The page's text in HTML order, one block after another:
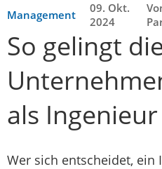
Management
09. Okt.
2024
So gelingt
als Ingenieur
Wer sich entscheidet, ein